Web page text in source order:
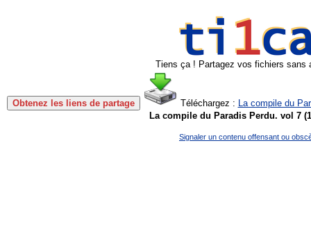
Tiens ça ! Partagez vos fichiers sans
Obtenez les liens de partage Téléchargez : La compile du
La compile du Paradis Perdu. vol 7
Signaler un contenu offensant ou